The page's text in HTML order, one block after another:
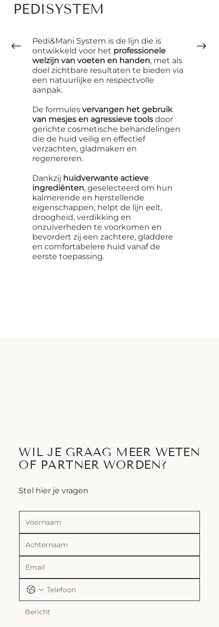
PEDISYSTEM
Pedi&Mani System is de lijn die is
ontwikkeld voor het professionele
welzijn van voeten en handen, met als
doel zichtbare resultaten te bieden via
een natuurlijke en respectvolle
aanpak.
De formulesvervangen het gebruik
van mesjes en agressieve tools door
gerichte cosmetische behandelingen
die de huid veilig en effectief
verzachten, gladmaken en
regenereren.
Dankzij huidverwante actieve
ingrediënten, geselecteerd om hun
kalmerende en herstellende
eigenschappen, helpt de lijn eelt,
droogheid, verdikking en
onzuiverheden te voorkomen en
bevordert zij een zachtere, gladdere
en comfortabelere huid vanaf de
eerste toepassing.
WIL JE GRAAG MEER WETEN
OF PARTNER WORDEN?
Stel hier je vragen